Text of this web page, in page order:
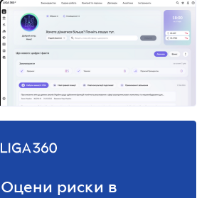
Оцени риски в